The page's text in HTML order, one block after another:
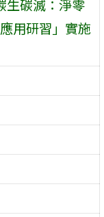
生碳滅：淨零
用研習」實施